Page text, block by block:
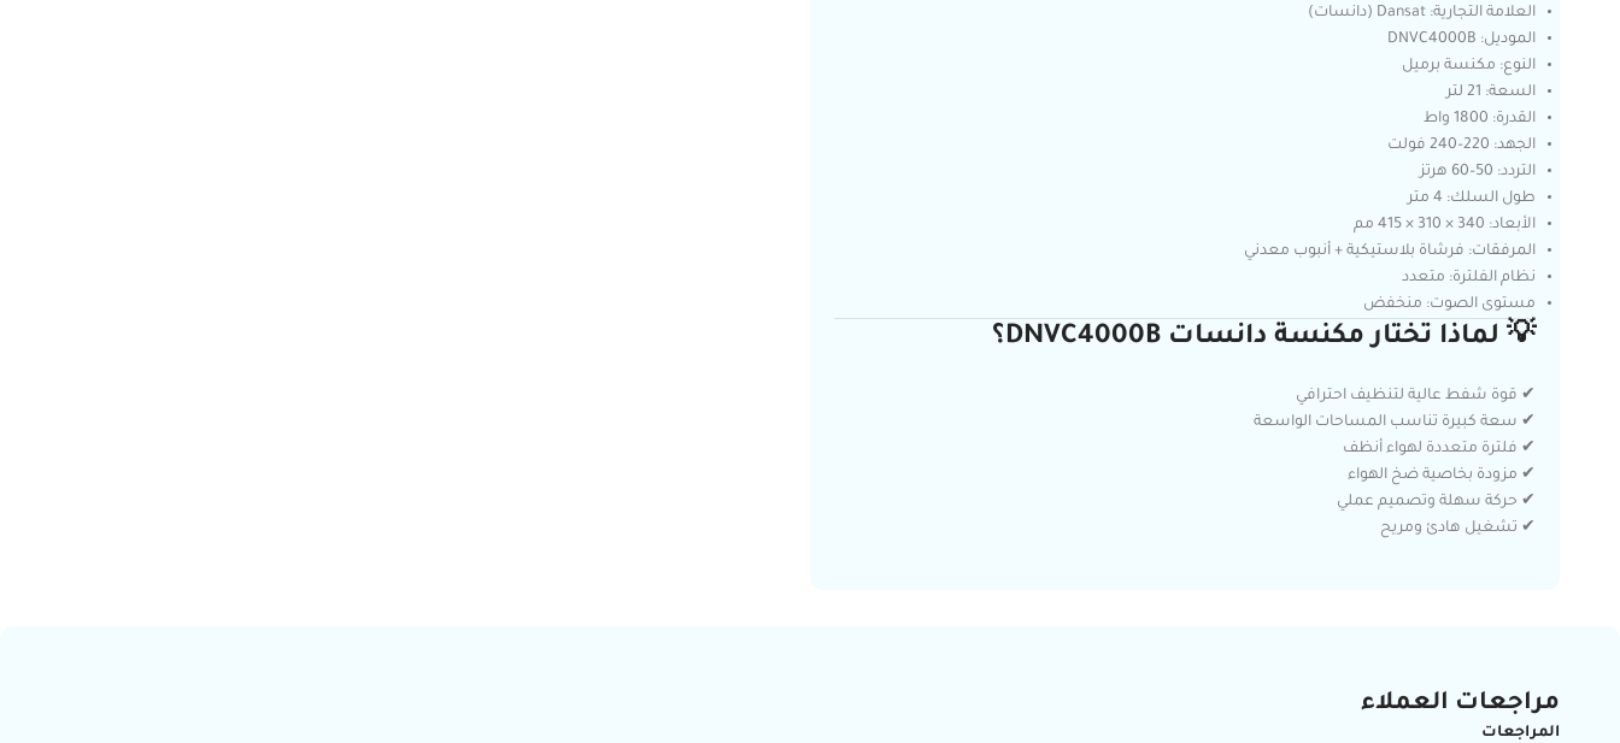
العلامة التجارية: Dansat (دانسات)
الموديل: DNVC4000B
النوع: مكنسة برميل
السعة: 21 لتر
القدرة: 1800 واط
الجهد: 220–240 فولت
التردد: 50–60 هرتز
طول السلك: 4 متر
الأبعاد: 340 × 310 × 415 مم
المرفقات: فرشاة بلاستيكية + أنبوب معدني
نظام الفلترة: متعدد
مستوى الصوت: منخفض
💡 لماذا تختار مكنسة دانسات DNVC4000B؟
✔ قوة شفط عالية لتنظيف احترافي
✔ سعة كبيرة تناسب المساحات الواسعة
✔ فلترة متعددة لهواء أنظف
✔ مزودة بخاصية ضخ الهواء
✔ حركة سهلة وتصميم عملي
✔ تشغيل هادئ ومريح
مراجعات العملاء
المراجعات